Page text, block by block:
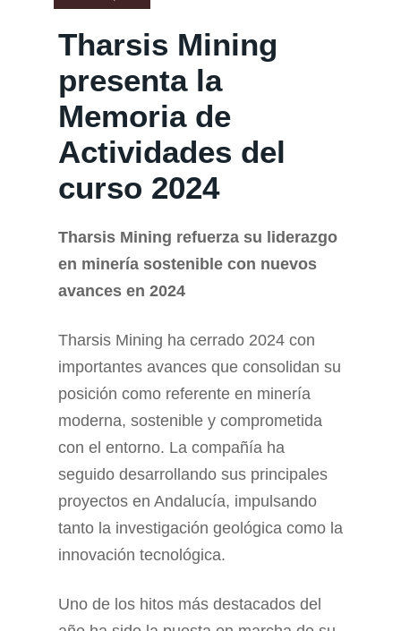
Tharsis Mining
presenta la
Memoria de
Actividades del
curso 2024
Tharsis Mining refuerza su liderazgo
en minería sostenible con nuevos
avances en 2024
Tharsis Mining ha cerrado 2024 con
importantes avances que consolidan su
posición como referente en minería
moderna, sostenible y comprometida
con el entorno. La compañía ha
seguido desarrollando sus principales
proyectos en Andalucía, impulsando
tanto la investigación geológica como la
innovación tecnológica.
Uno de los hitos más destacados del